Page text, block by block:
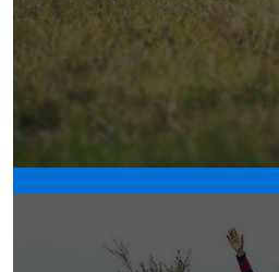
observación de aves por
Está ubicada en las sierras